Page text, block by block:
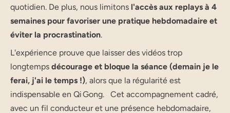
quotidien. De plus, nous limitons l'accès aux replays à 4
semaines pour favoriser une pratique hebdomadaire et
éviter la procrastination.
L'expérience prouve que laisser des vidéos trop
longtemps décourage et bloque la séance (demain je le
ferai, j'ai le temps !), alors que la régularité est
indispensable en Qi Gong. Cet accompagnement cadré,
avec un fil conducteur et une présence hebdomadaire,